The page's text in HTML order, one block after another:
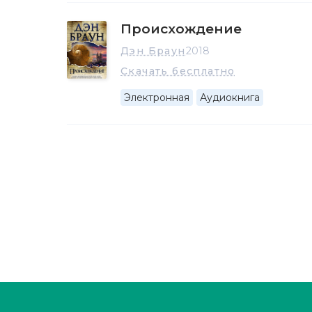
Происхождение
Дэн Браун2018
Скачать бесплатно
Электронная Аудиокнига